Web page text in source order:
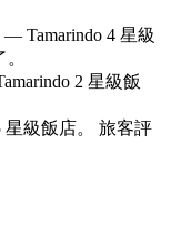
— Tamarindo 4 星級
2 星級飯
星級飯店。 旅客評